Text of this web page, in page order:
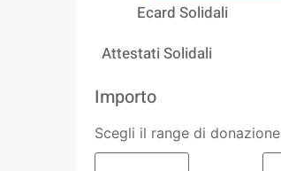
Ecard Solidali
Attestati Solidali
Importo
Scegli il range di donazione